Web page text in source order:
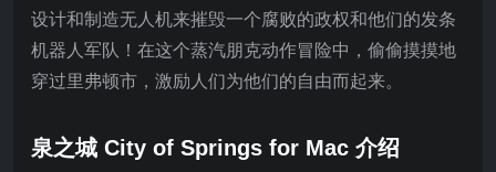
设计和制造无人机来摧毁一个腐败的政权和他们的发条
机器人军队！在这个蒸汽朋克动作冒险中，偷偷摸摸地
穿过里弗顿市，激励人们为他们的自由而起来。
泉之城 City of Springs for Mac 介绍